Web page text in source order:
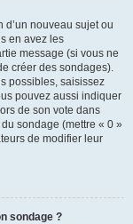
d’un nouveau sujet ou
en avez les
message (si vous ne
créer des sondages).
possibles, saisissez
pouvez aussi indiquer
de son vote dans
sondage (mettre « 0 »
de modifier leur
sondage ?